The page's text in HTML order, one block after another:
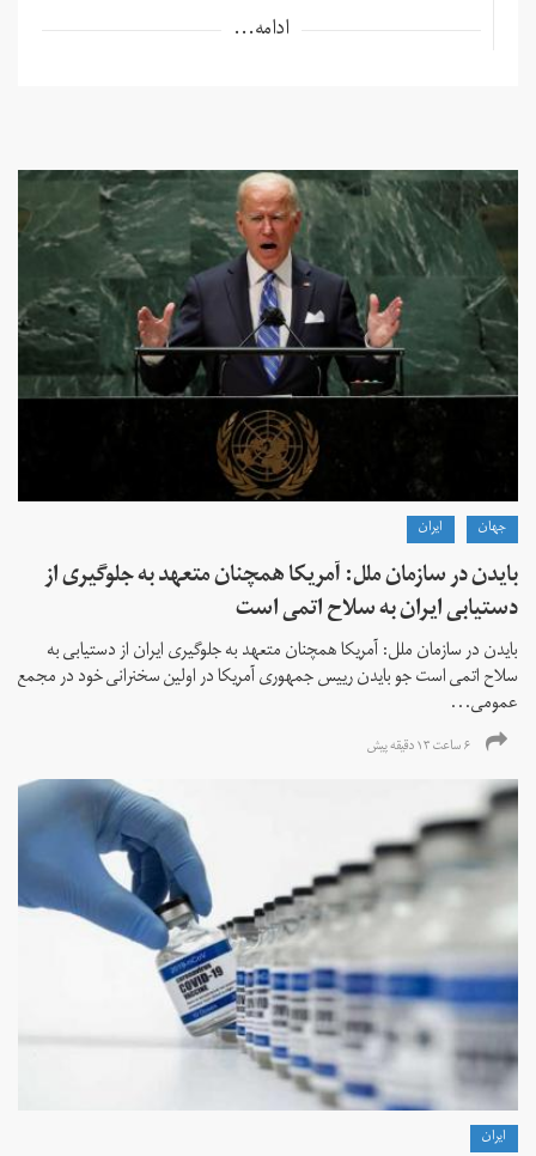
ادامه...
جهان ايران
بایدن در سازمان ملل: آمریکا همچنان متعهد به جلوگیری از
دستیابی ایران به سلاح اتمی است
بایدن در سازمان ملل: آمریکا همچنان متعهد به جلوگیری ایران از دستیابی به
سلاح اتمی است جو بایدن رییس جمهوری آمریکا در اولین سخنرانی خود در مجمع
عمومی...
۶ ساعت ۱۳ دقیقه پیش
ايران